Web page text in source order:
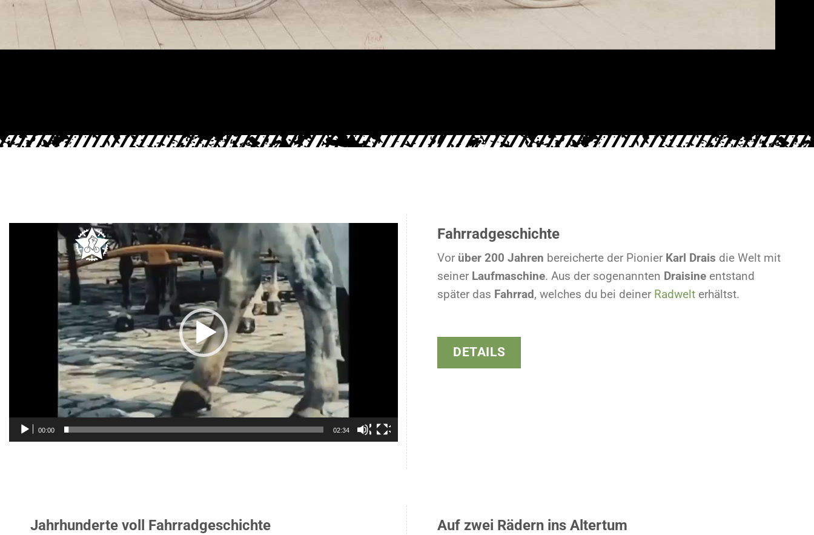
00:00 02:34
Fahrradgeschichte
Vor über 200 Jahren bereicherte der Pionier Karl Drais die Welt mit
seiner Laufmaschine. Aus der sogenannten Draisine entstand
später das Fahrrad, welches du bei deiner Radwelt erhältst.
DETAILS
Jahrhunderte voll Fahrradgeschichte Auf zwei Rädern ins Altertum